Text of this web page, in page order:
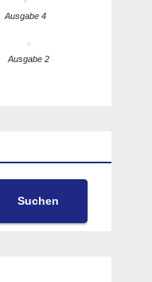
Ausgabe 4
Ausgabe 2
Suchen